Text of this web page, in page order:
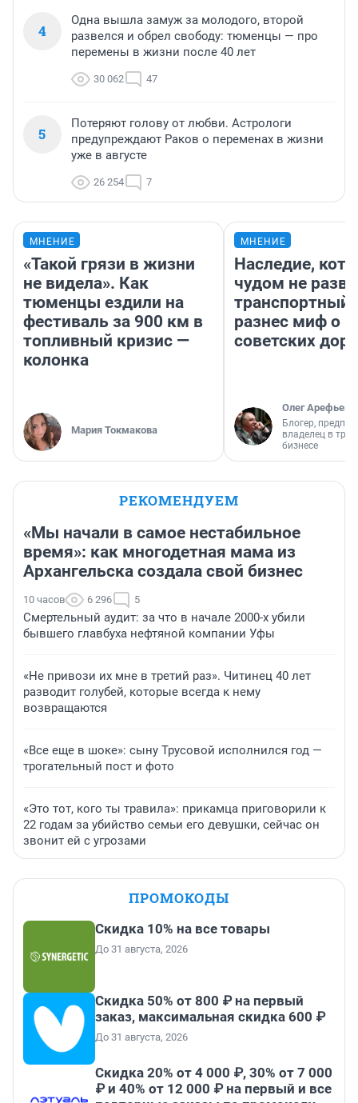
4
Одна вышла замуж за молодого, второй
развелся и обрел свободу: тюменцы — про
перемены в жизни после 40 лет
30 062 47
5
Потеряют голову от любви. Астрологи
предупреждают Раков о переменах в жизни
уже в августе
26 254 7
МНЕНИЕ
«Такой грязи в жизни
не видела». Как
тюменцы ездили на
фестиваль за 900 км в
топливный кризис —
колонка
Мария Токмакова
МНЕНИЕ
Наследие,
чудом не
транспортный
разнес миф о
советских
Олег Арефьев
Блогер,
владелец в
бизнесе
РЕКОМЕНДУЕМ
«Мы начали в самое нестабильное
время»: как многодетная мама из
Архангельска создала свой бизнес
10 часов 6 296 5
Смертельный аудит: за что в начале 2000-х убили
бывшего главбуха нефтяной компании Уфы
«Не привози их мне в третий раз». Читинец 40 лет
разводит голубей, которые всегда к нему
возвращаются
«Все еще в шоке»: сыну Трусовой исполнился год —
трогательный пост и фото
«Это тот, кого ты травила»: прикамца приговорили к
22 годам за убийство семьи его девушки, сейчас он
звонит ей с угрозами
ПРОМОКОДЫ
Скидка 10% на все товары
До 31 августа, 2026
Скидка 50% от 800 ₽ на первый
заказ, максимальная скидка 600 ₽
До 31 августа, 2026
Скидка 20% от 4 000 ₽, 30% от 7 000
₽ и 40% от 12 000 ₽ на первый и все